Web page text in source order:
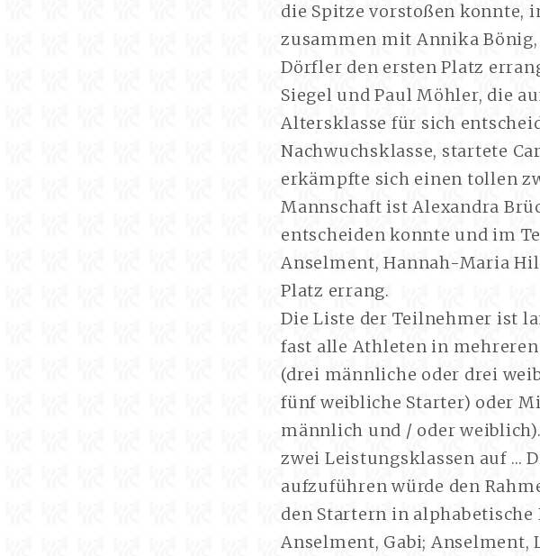
die Spitze vorstoßen konnte,
zusammen mit Annika
Dörfler den ersten Platz
Siegel und Paul Möhler, die
Altersklasse für sich
Nachwuchsklasse, startete
erkämpfte sich einen tollen
Mannschaft ist Alexandra
entscheiden konnte und im
Anselment, Hannah-Maria
Platz errang.
Die Liste der Teilnehmer ist
fast alle Athleten in
(drei männliche oder drei
fünf weibliche Starter) oder
männlich und / oder
zwei Leistungsklassen auf …
aufzuführen würde den
den Startern in alphabetische
Anselment, Gabi; Anselment,